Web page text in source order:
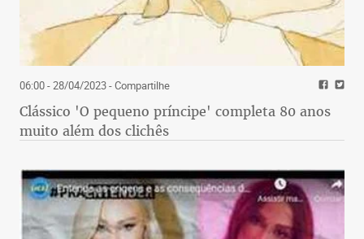
06:00 - 28/04/2023- Compartilhe
Clássico 'O pequeno príncipe' completa 80 anos
muito além dos clichês